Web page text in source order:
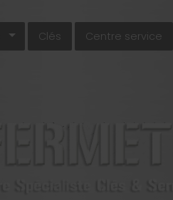
Clés Centre service